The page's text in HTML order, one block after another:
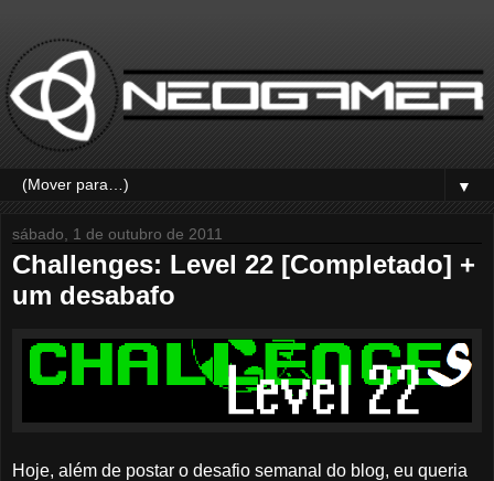
▼
sábado, 1 de outubro de 2011
Challenges: Level 22 [Completado] +
um desabafo
Hoje, além de postar o desafio semanal do blog, eu queria